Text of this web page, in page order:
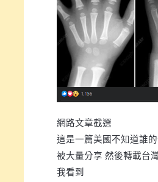
網路文章截選
這是一篇美國不知道誰
被大量分享 然後轉載台
我看到